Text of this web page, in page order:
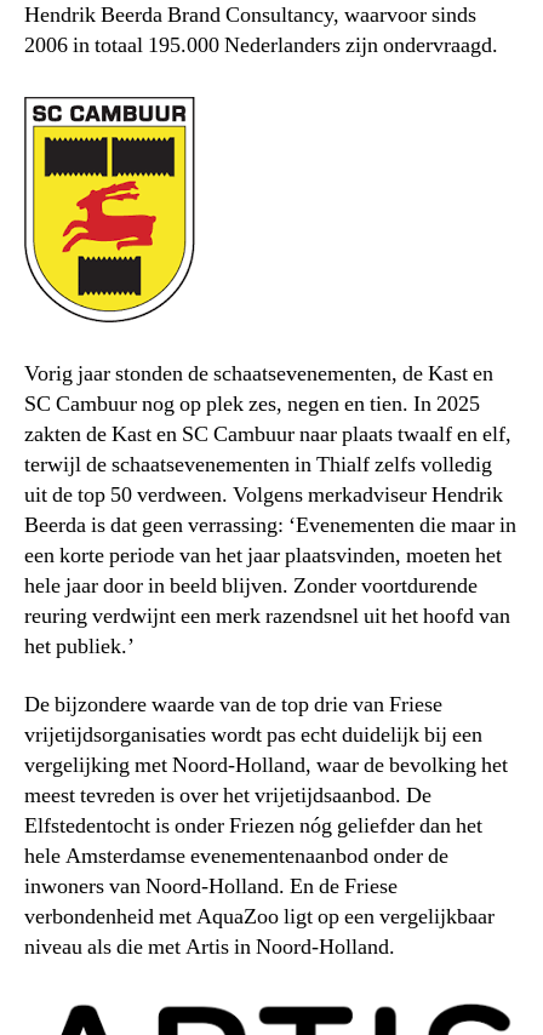
Hendrik Beerda Brand Consultancy, waarvoor sinds
2006 in totaal 195.000 Nederlanders zijn ondervraagd.
Vorig jaar stonden de schaatsevenementen, de Kast en
SC Cambuur nog op plek zes, negen en tien. In 2025
zakten de Kast en SC Cambuur naar plaats twaalf en elf,
terwijl de schaatsevenementen in Thialf zelfs volledig
uit de top 50 verdween. Volgens merkadviseur Hendrik
Beerda is dat geen verrassing: ‘Evenementen die maar in
een korte periode van het jaar plaatsvinden, moeten het
hele jaar door in beeld blijven. Zonder voortdurende
reuring verdwijnt een merk razendsnel uit het hoofd van
het publiek.’
De bijzondere waarde van de top drie van Friese
vrijetijdsorganisaties wordt pas echt duidelijk bij een
vergelijking met Noord-Holland, waar de bevolking het
meest tevreden is over het vrijetijdsaanbod. De
Elfstedentocht is onder Friezen nóg geliefder dan het
hele Amsterdamse evenementenaanbod onder de
inwoners van Noord-Holland. En de Friese
verbondenheid met AquaZoo ligt op een vergelijkbaar
niveau als die met Artis in Noord-Holland.